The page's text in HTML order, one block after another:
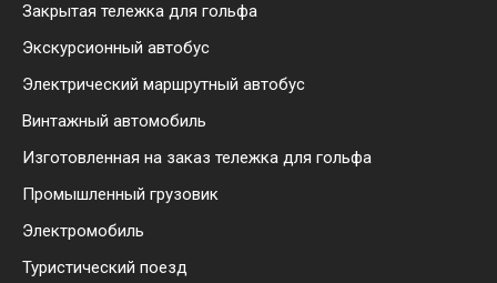
Закрытая тележка для гольфа
Экскурсионный автобус
Электрический маршрутный автобус
Винтажный автомобиль
Изготовленная на заказ тележка для гольфа
Промышленный грузовик
Электромобиль
Туристический поезд